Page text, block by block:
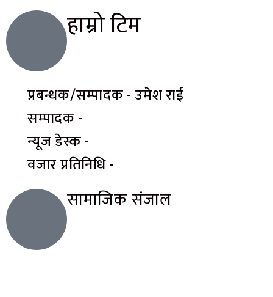
हाम्रो टिम
प्रबन्धक/सम्पादक - उमेश राई
सम्पादक -
न्यूज डेस्क -
वजार प्रतिनिधि -
सामाजिक संजाल